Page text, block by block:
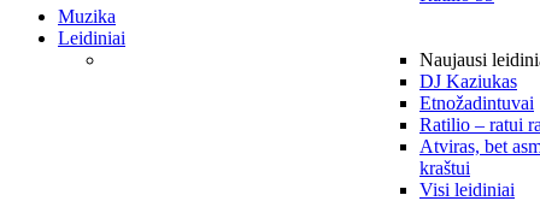
Muzika
Leidiniai
Naujausi
DJ Kaziukas
Etnožadintuvai
Ratilio – ratui
Atviras, bet
kraštui
Visi leidiniai